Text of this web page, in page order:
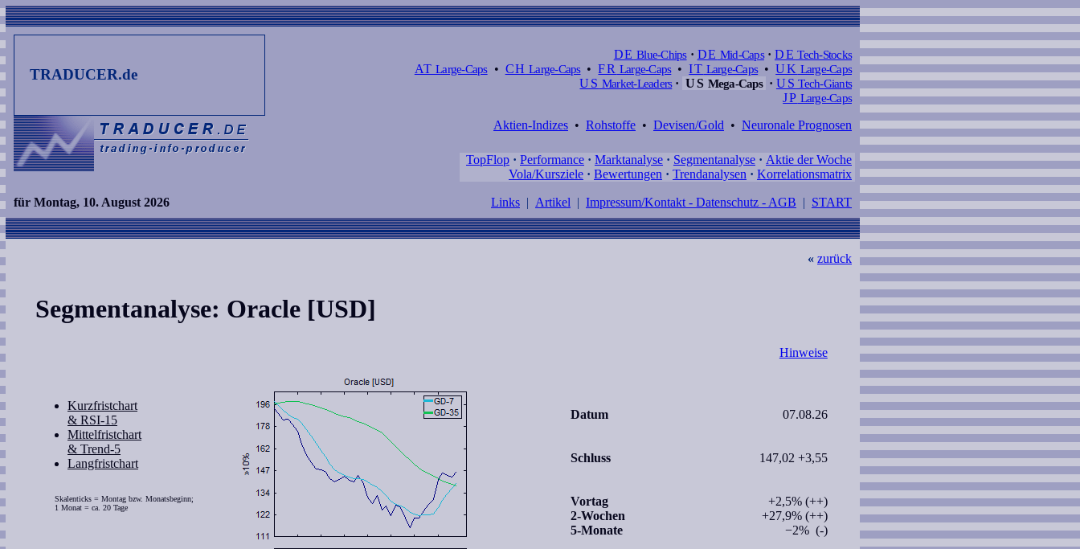
TRADUCER.de
DE Blue-Chips · DE Mid-Caps · DE Tech-Stocks
AT Large-Caps• CH Large-Caps•FR Large-Caps•IT Large-Caps•UK Large-Caps
US Market-Leaders · US Mega-Caps · US Tech-Giants
JP Large-Caps
Aktien-Indizes • Rohstoffe • Devisen/Gold • Neuronale Prognosen
TopFlop · Performance · Marktanalyse · Segmentanalyse · Aktie der Woche
Vola/Kursziele · Bewertungen · Trendanalysen · Korrelationsmatrix
« zurück
für Montag, 10. August 2026 Links | Artikel | Impressum/Kontakt - Datenschutz - AGB | START
Segmentanalyse: Oracle [USD]
Hinweise
Kurzfristchart
& RSI-15
Mittelfristchart
& Trend-5
Langfristchart
Skalenticks = Montag bzw. Monatsbeginn;
1 Monat = ca. 20 Tage
Datum 07.08.26
Schluss 147,02 +3,55
Vortag
2-Wochen
5-Monate
+2,5% (++)
+27,9% (++)
−2% (-)